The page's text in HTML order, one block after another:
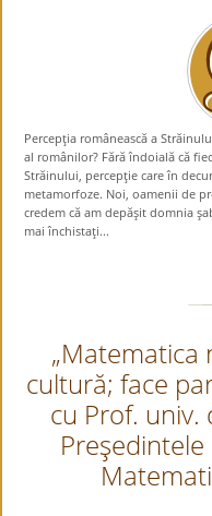
Percepţia românească a
al românilor? Fără îndoială că
Străinului, percepţie care în
metamorfoze. Noi, oamenii de
credem că am depăşit domnia
mai închistaţi...
„Matematica
cultură; face
cu Prof. univ.